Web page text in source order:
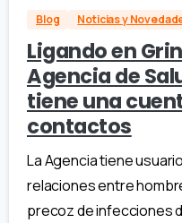
Blog Noticias y
Ligando en
Agencia de
tiene una
contactos
La Agencia tiene
relaciones entre
precoz de infecciones